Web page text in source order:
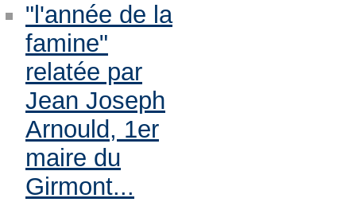
"l'année de la
famine"
relatée par
Jean Joseph
Arnould, 1er
maire du
Girmont...